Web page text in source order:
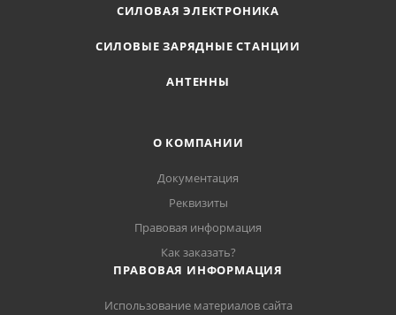
СИЛОВАЯ ЭЛЕКТРОНИКА
СИЛОВЫЕ ЗАРЯДНЫЕ СТАНЦИИ
АНТЕННЫ
О КОМПАНИИ
Документация
Реквизиты
Правовая информация
Как заказать?
ПРАВОВАЯ ИНФОРМАЦИЯ
Использование материалов сайта